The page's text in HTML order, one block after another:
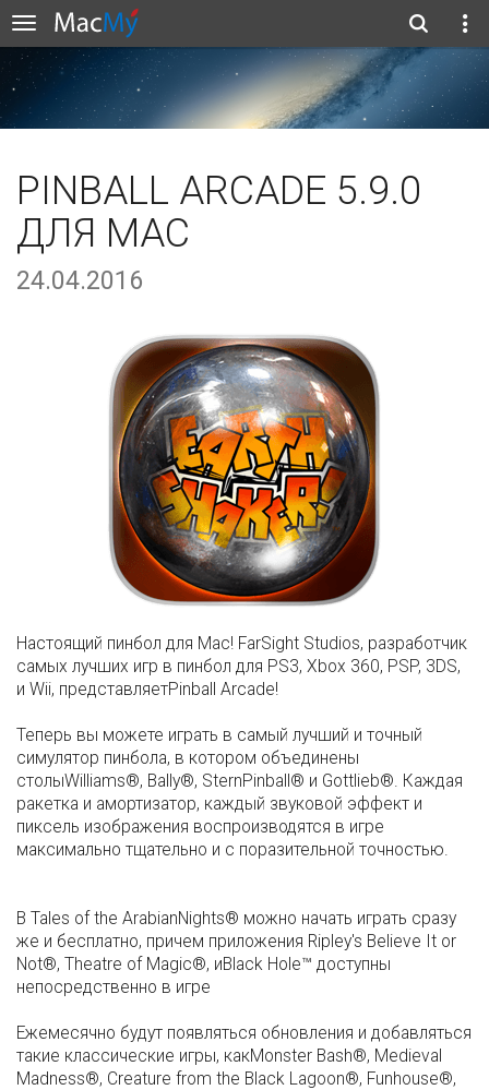
PINBALL ARCADE 5.9.0
ДЛЯ MAC
24.04.2016
Настоящий пинбол для Mac! FarSight Studios, разработчик
самых лучших игр в пинбол для PS3, Xbox 360, PSP, 3DS,
и Wii, представляетPinball Arcade!
Теперь вы можете играть в самый лучший и точный
симулятор пинбола, в котором объединены
столыWilliams®, Bally®, SternPinball® и Gottlieb®. Каждая
ракетка и амортизатор, каждый звуковой эффект и
пиксель изображения воспроизводятся в игре
максимально тщательно и с поразительной точностью.
В Tales of the ArabianNights® можно начать играть сразу
же и бесплатно, причем приложения Ripley's Believe It or
Not®, Theatre of Magic®, иBlack Hole™ доступны
непосредственно в игре
Ежемесячно будут появляться обновления и добавляться
такие классические игры, какMonster Bash®, Medieval
Madness®, Creature from the Black Lagoon®, Funhouse®,